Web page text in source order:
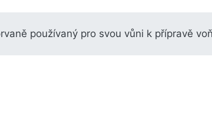
používaný pro svou vůni k přípravě